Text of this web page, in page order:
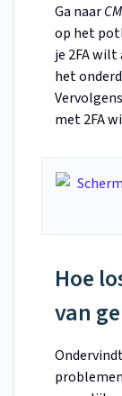
Ga naar
op het
je 2FA
het
met 2FA
Hoe
van